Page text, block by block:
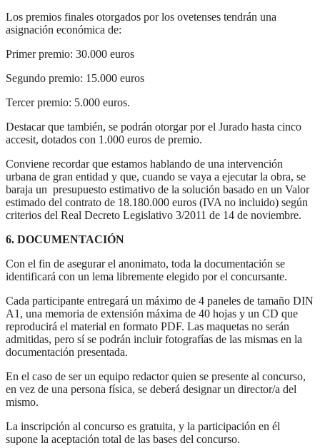
Los premios finales otorgados por los ovetenses tendrán una
asignación económica de:
Primer premio: 30.000 euros
Segundo premio: 15.000 euros
Tercer premio: 5.000 euros.
Destacar que también, se podrán otorgar por el Jurado hasta cinco
accesit, dotados con 1.000 euros de premio.
Conviene recordar que estamos hablando de una intervención
urbana de gran entidad y que, cuando se vaya a ejecutar la obra, se
baraja un presupuesto estimativo de la solución basado en un Valor
estimado del contrato de 18.180.000 euros (IVA no incluido) según
criterios del Real Decreto Legislativo 3/2011 de 14 de noviembre.
6. DOCUMENTACIÓN
Con el fin de asegurar el anonimato, toda la documentación se
identificará con un lema libremente elegido por el concursante.
Cada participante entregará un máximo de 4 paneles de tamaño DIN
A1, una memoria de extensión máxima de 40 hojas y un CD que
reproducirá el material en formato PDF. Las maquetas no serán
admitidas, pero sí se podrán incluir fotografías de las mismas en la
documentación presentada.
En el caso de ser un equipo redactor quien se presente al concurso,
en vez de una persona física, se deberá designar un director/a del
mismo.
La inscripción al concurso es gratuita, y la participación en él
supone la aceptación total de las bases del concurso.